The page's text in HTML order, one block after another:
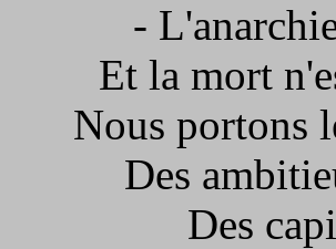
-
Et la mort
Nous portons
Des
Des